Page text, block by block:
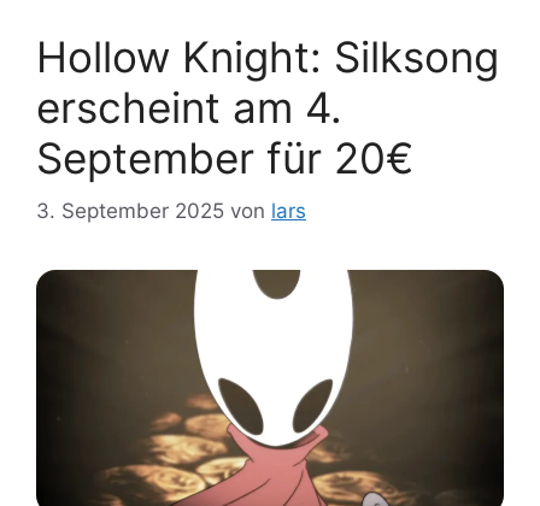
Hollow Knight: Silksong
erscheint am 4.
September für 20€
3. September 2025 von lars